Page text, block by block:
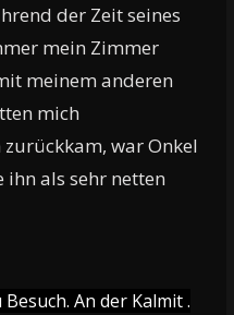
der Zeit seines
mein Zimmer
meinem anderen
mich
war Onkel
als sehr netten
An der Kalmit .